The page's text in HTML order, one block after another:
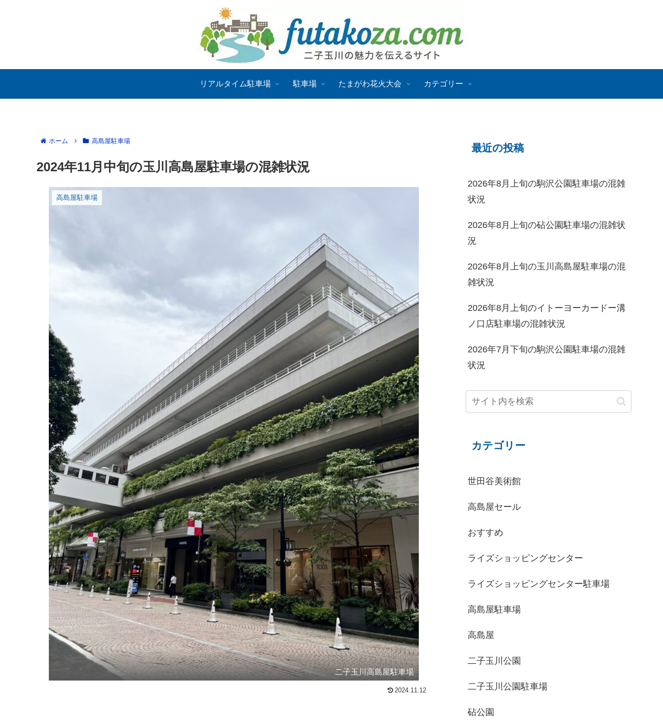
リアルタイム駐車場 駐車場 たまがわ花火大会 カテゴリー
ホーム 高島屋駐車場
2024年11月中旬の玉川高島屋駐車場の混雑状況
高島屋駐車場
二子玉川高島屋駐車場
2024.11.12
最近の投稿
2026年8月上旬の駒沢公園駐車場の混雑
状況
2026年8月上旬の砧公園駐車場の混雑状
況
2026年8月上旬の玉川高島屋駐車場の混
雑状況
2026年8月上旬のイトーヨーカードー溝
ノ口店駐車場の混雑状況
2026年7月下旬の駒沢公園駐車場の混雑
状況
カテゴリー
世田谷美術館
高島屋セール
おすすめ
ライズショッピングセンター
ライズショッピングセンター駐車場
高島屋駐車場
高島屋
二子玉川公園
二子玉川公園駐車場
砧公園